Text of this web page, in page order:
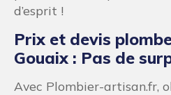
d’esprit !
Prix et devis
Gouaix : Pas de
Avec Plombier-artisan.fr,